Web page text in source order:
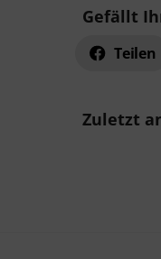
Gefällt
Teilen
Zuletzt